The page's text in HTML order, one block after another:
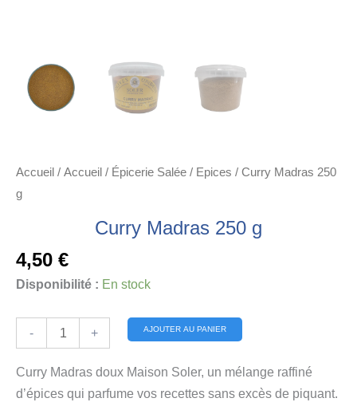
Accueil / Accueil / Épicerie Salée / Epices / Curry Madras 250
g
Curry Madras 250 g
4,50 €
Disponibilité : En stock
-
de
Curry
Madras
+ AJOUTER AU PANIER
Curry Madras doux Maison Soler, un mélange raffiné
d’épices qui parfume vos recettes sans excès de piquant.